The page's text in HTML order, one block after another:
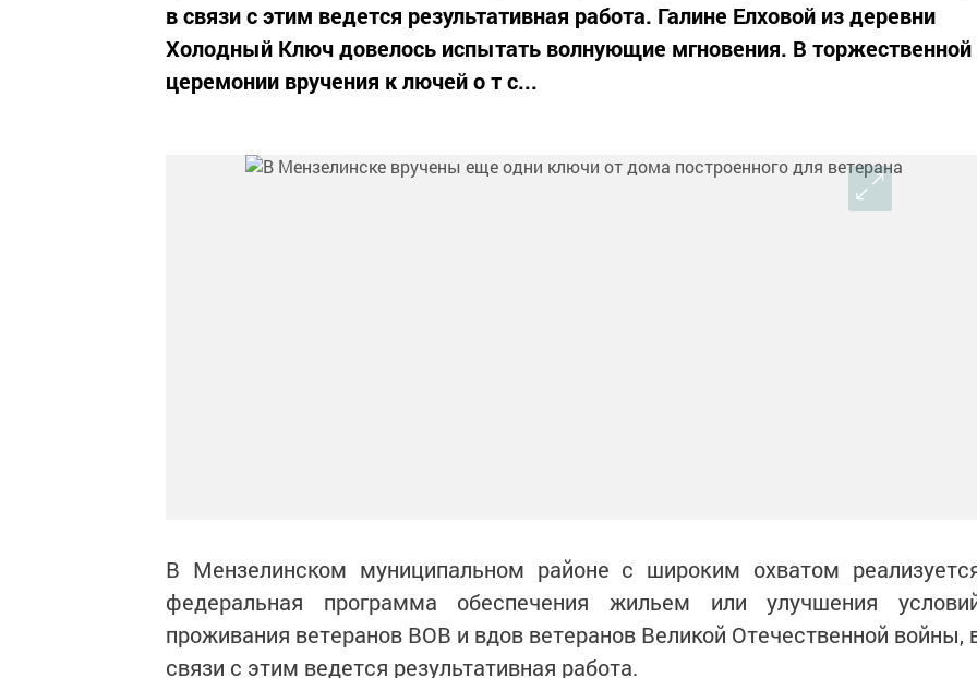
в связи с этим ведется результативная работа. Галине Елховой из деревни
Холодный Ключ довелось испытать волнующие мгновения. В торжественной
церемонии вручения к лючей о т с...
В Мензелинском муниципальном районе с широким охватом
федеральная программа обеспечения жильем или улучшения
проживания ветеранов ВОВ и вдов ветеранов Великой Отечественной войны,
связи с этим ведется результативная работа.